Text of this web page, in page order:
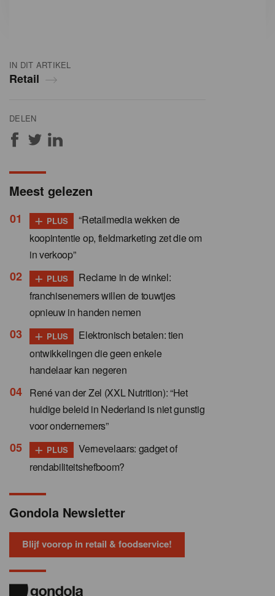
IN DIT ARTIKEL
Retail
DELEN
Meest gelezen
+ PLUS
“Retailmedia wekken de
koopintentie op, fieldmarketing zet die om
in verkoop”
+ PLUS
Reclame in de winkel:
franchisenemers willen de touwtjes
opnieuw in handen nemen
+ PLUS
Elektronisch betalen: tien
ontwikkelingen die geen enkele
handelaar kan negeren
René van der Zel (XXL Nutrition): “Het
huidige beleid in Nederland is niet gunstig
voor ondernemers”
+ PLUS
Vernevelaars: gadget of
rendabiliteitshefboom?
Gondola Newsletter
Blijf voorop in retail & foodservice!